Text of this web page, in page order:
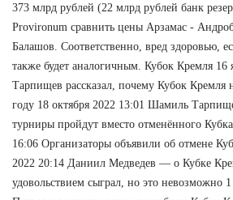
373 млрд рублей (22 млрд рублей банк
Provironum сравнить цены Арзамас -
Балашов. Соответственно, вред здоровью,
также будет аналогичным. Кубок Кремля 16
Тарпищев рассказал, почему Кубок Кремля
году 18 октября 2022 13:01 Шамиль
турниры пройдут вместо отменённого
16:06 Организаторы объявили об отмене
2022 20:14 Даниил Медведев — о Кубке
удовольствием сыграл, но это невозможно 1